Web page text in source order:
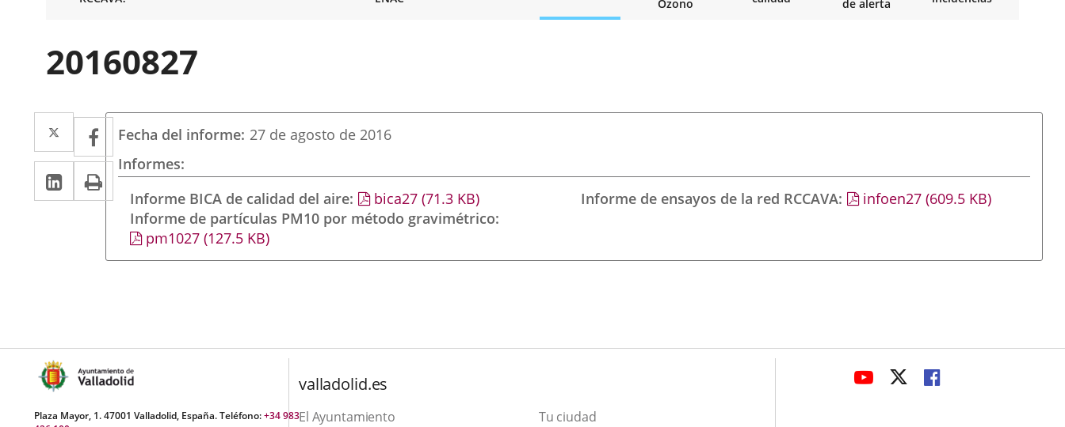
Ozono de alerta
20160827
Twitter
Enlace
a
una
aplicación
externa.
Facebook
Enlace
a
una
aplicación
externa.
Linkedin
Enlace
a
aplicación
Print
Fecha del informe 27 de agosto de 2016
Informes
Informe BICA de calidad del aire
bica27(71.3 KB)
Informe de partículas PM10 por método gravimétrico
pm1027(127.5 KB)
Informe de ensayos de la red RCCAVA infoen27 (609.5 KB)
Plaza Mayor, 1. 47001 Valladolid, España. Teléfono:+34 983
valladolid.es
El Ayuntamiento Tu ciudad
LINK
LINKLINK